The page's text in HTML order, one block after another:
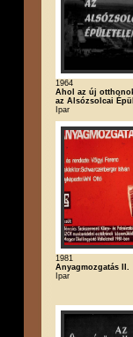
1964
Ahol az új
az Alsózsolcai
Ipar
1981
Anyagmozgatás II.
Ipar